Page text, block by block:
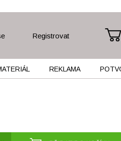
Registrovat
REKLAMA